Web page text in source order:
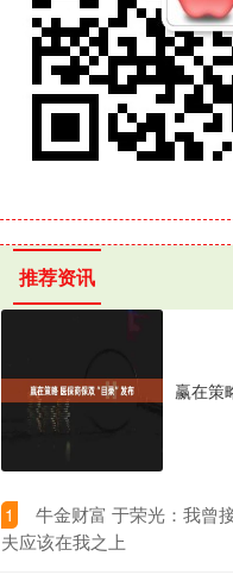
推荐资讯
赢在策
1
牛金财富 于荣光：我曾
夫应该在我之上